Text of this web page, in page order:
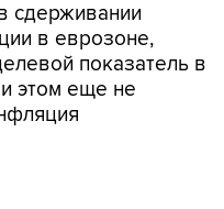
сдерживании
в еврозоне,
показатель в
этом еще не